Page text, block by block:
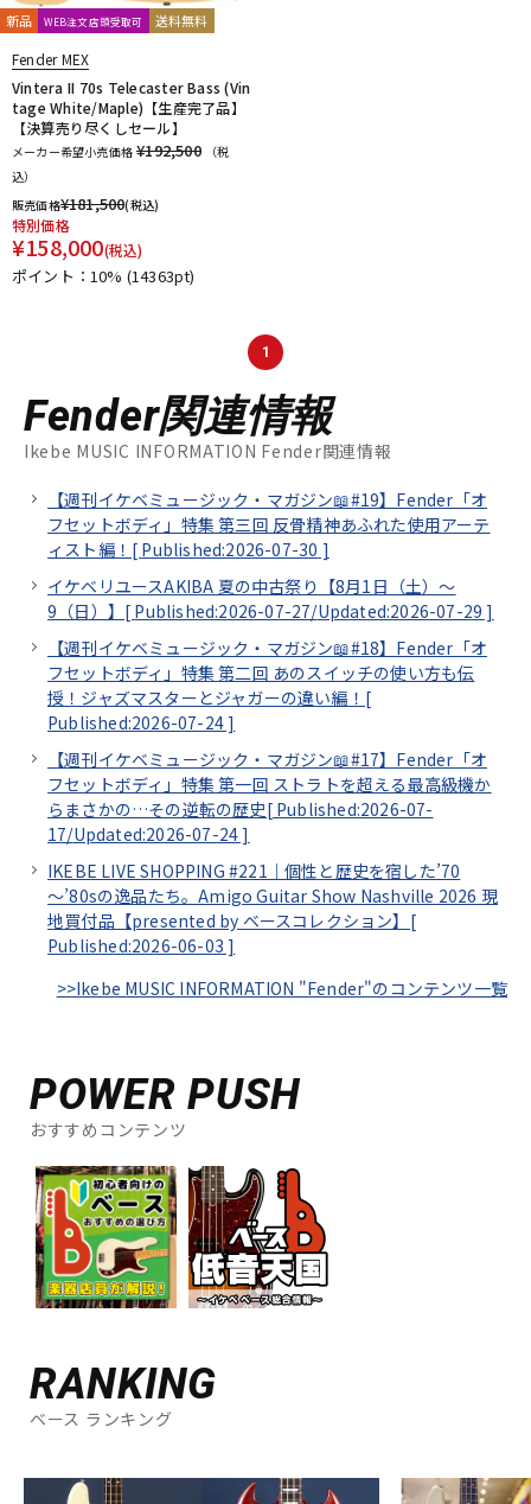
新品 WEB注文店頭受取可 送料無料
Fender MEX
Vintera II 70s Telecaster Bass (Vin
tage White/Maple)【生産完了品】
【決算売り尽くしセール】
メーカー希望小売価格 ¥192,500
（税
込）
販売価格¥181,500(税込)
特別価格
¥158,000(税込)
ポイント：10% (14363pt)
1
Fender関連情報
Ikebe MUSIC INFORMATION Fender関連情報
【週刊イケベミュージック・マガジン📖#19】Fender「オ
フセットボディ」特集 第三回 反骨精神あふれた使用アーテ
ィスト編！[ Published:2026-07-30 ]
イケベリユースAKIBA 夏の中古祭り【8月1日（土）～
9（日）】[ Published:2026-07-27/Updated:2026-07-29 ]
【週刊イケベミュージック・マガジン📖#18】Fender「オ
フセットボディ」特集 第二回 あのスイッチの使い方も伝
授！ジャズマスターとジャガーの違い編！[
Published:2026-07-24 ]
【週刊イケベミュージック・マガジン📖#17】Fender「オ
フセットボディ」特集 第一回 ストラトを超える最高級機か
らまさかの…その逆転の歴史[ Published:2026-07-
17/Updated:2026-07-24 ]
IKEBE LIVE SHOPPING #221｜個性と歴史を宿した’70
～’80sの逸品たち。Amigo Guitar Show Nashville 2026 現
地買付品【presented by ベースコレクション】[
Published:2026-06-03 ]
>>Ikebe MUSIC INFORMATION "Fender"のコンテンツ一覧
POWER PUSH
おすすめコンテンツ
RANKING
ベース ランキング